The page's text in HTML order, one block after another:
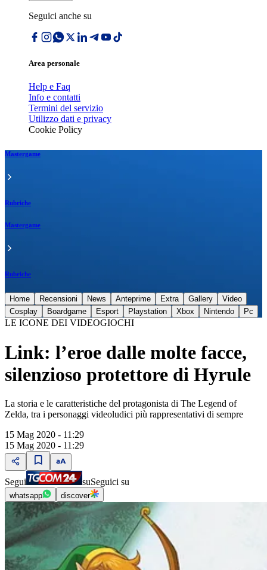
Seguici anche su
Area personale
Help e Faq
Info e contatti
Termini del servizio
Utilizzo dati e privacy
Cookie Policy
Mastergame
Rubriche
Mastergame
Rubriche
Home Recensioni News Anteprime Extra Gallery
Video
Cosplay
Boardgame Esport Playstation Xbox Nintendo Pc
LE ICONE DEI VIDEOGIOCHI
Link: l’eroe dalle molte facce,
silenzioso protettore di Hyrule
La storia e le caratteristiche del protagonista di The Legend of
Zelda, tra i personaggi videoludici più rappresentativi di sempre
15 Mag 2020 - 11:29
15 Mag 2020 - 11:29
Segui suSeguici su
whatsapp discover